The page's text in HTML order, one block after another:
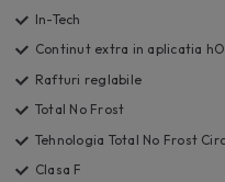
In-Tech
Continut extra in aplicatia
Rafturi reglabile
Total No Frost
Tehnologia Total No Frost
Clasa F